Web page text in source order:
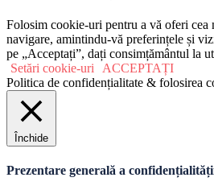
Folosim cookie-uri pentru a vă oferi cea
navigare, amintindu-vă preferințele și
pe „Acceptați”, dați consimțământul la
Setări cookie-uri
ACCEPTAȚI
Politica de confidențialitate & folosirea
Închide
Prezentare generală a